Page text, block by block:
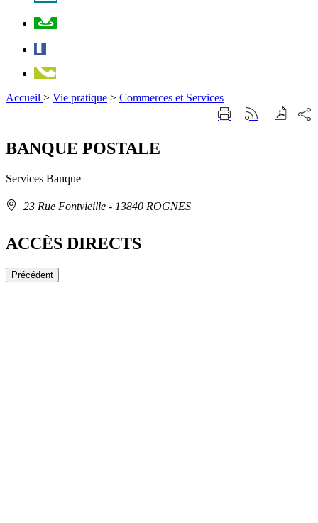
Accueil > Vie pratique > Commerces et Services
ImprimerGénérer
sur
BANQUE POSTALE
Services Banque
Adresse23 Rue Fontvieille - 13840 ROGNES
ACCÈS DIRECTS
Précédent